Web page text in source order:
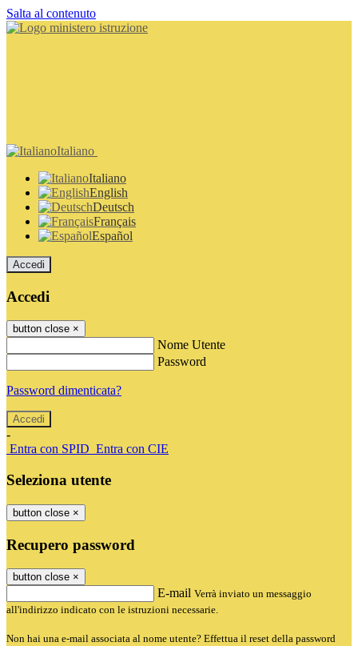
Salta al contenuto
Italiano
Italiano
English
Deutsch
Français
Español
Accedi
Accedi
button close ×
Nome Utente
Password
Password dimenticata?
-
Entra con SPID Entra con CIE
Seleziona utente
button close ×
Recupero password
button close ×
E-mail Verrà inviato un messaggio
all'indirizzo indicato con le istruzioni necessarie.
Non hai una e-mail associata al nome utente? Effettua il reset della password